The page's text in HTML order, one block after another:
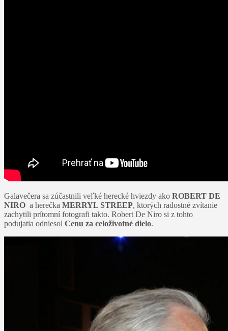
Galavečera sa zúčastnili veľké herecké hviezdy ako ROBERT DE
NIRO a herečka MERRYL STREEP, ktorých radostné zvítanie
zachytili prítomní fotografi takto. Robert De Niro si z tohto
podujatia odniesol Cenu za celoživotné dielo.